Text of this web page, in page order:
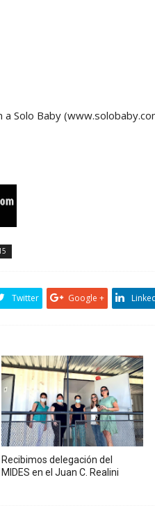
Solo Baby
Twitter Google +
Recibimos delegación del
MIDES en el Juan C. Realini